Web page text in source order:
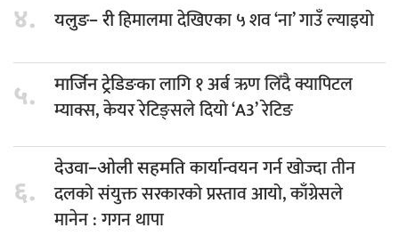
४. यलुङ– रीहिमालमा देखिएका ५ शव ‘ना’ गाउँ ल्याइयो
५. मार्जिन ट्रेडिङकालागि १ अर्ब ऋण लिँदै क्यापिटल
म्याक्स, केयर रेटिङ्सले दियो ‘A3’ रेटिङ
६.
देउवा–ओली सहमतिकार्यान्वयन गर्न खोज्दा तीन
दलको संयुक्त सरकारको प्रस्ताव आयो, काँग्रेसले
मानेन : गगन थापा